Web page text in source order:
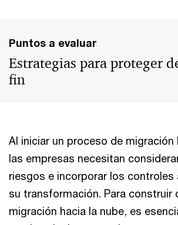
Puntos a evaluar
Estrategias para proteger
fin
Al iniciar un proceso de migración
las empresas necesitan
riesgos e incorporar los controles
su transformación. Para construir
migración hacia la nube, es